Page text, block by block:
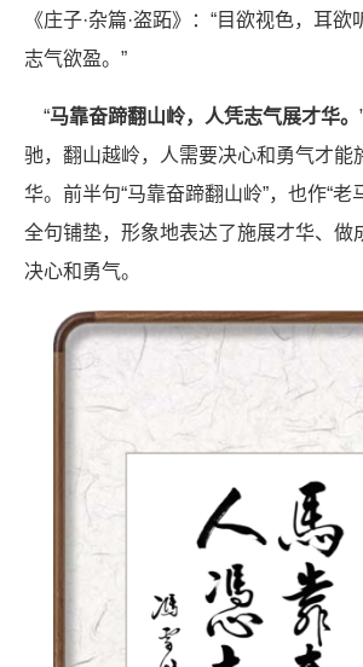
《庄子·杂篇·盗跖》：“目欲视色，耳欲
志气欲盈。”
“马靠奋蹄翻山岭，人凭志气展才华。
驰，翻山越岭，人需要决心和勇气才能
华。前半句“马靠奋蹄翻山岭”，也作“老
全句铺垫，形象地表达了施展才华、做
决心和勇气。